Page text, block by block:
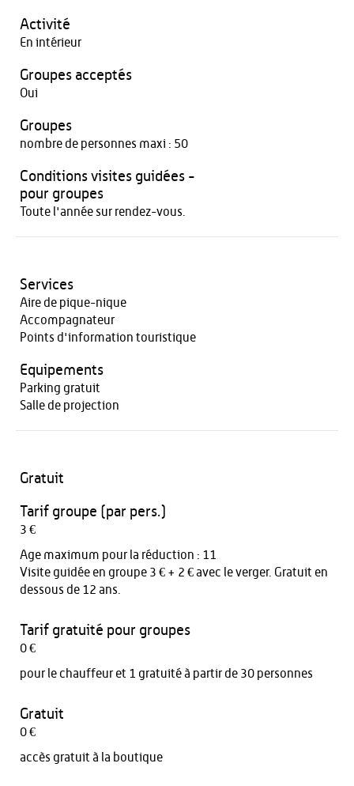
Activité
En intérieur
Groupes acceptés
Oui
Groupes
nombre de personnes maxi : 50
Conditions visites guidées -
pour groupes
Toute l'année sur rendez-vous.
Services
Aire de pique-nique
Accompagnateur
Points d'information touristique
Equipements
Parking gratuit
Salle de projection
Gratuit
Tarif groupe (par pers.)
3 €
Age maximum pour la réduction : 11
Visite guidée en groupe 3 € + 2 € avec le verger. Gratuit en
dessous de 12 ans.
Tarif gratuité pour groupes
0 €
pour le chauffeur et 1 gratuité à partir de 30 personnes
Gratuit
0 €
accès gratuit à la boutique